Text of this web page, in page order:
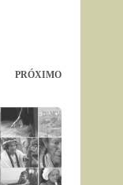
PRÓXIMO